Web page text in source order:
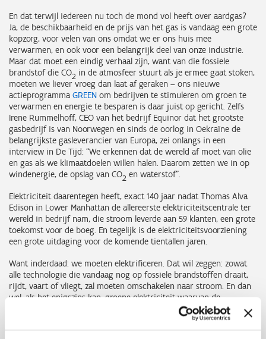
En dat terwijl iedereen nu toch de mond vol heeft over aardgas?
Ja, de beschikbaarheid en de prijs van het gas is vandaag een grote
kopzorg, voor velen van ons omdat we er ons huis mee
verwarmen, en ook voor een belangrijk deel van onze industrie.
Maar dat moet een eindig verhaal zijn, want van die fossiele
brandstof die CO2 in de atmosfeer stuurt als je ermee gaat stoken,
moeten we liever vroeg dan laat af geraken – ons nieuwe
actieprogramma GREEN om bedrijven te stimuleren om groen te
verwarmen en energie te besparen is daar juist op gericht. Zelfs
Irene Rummelhoff, CEO van het bedrijf Equinor dat het grootste
gasbedrijf is van Noorwegen en sinds de oorlog in Oekraïne de
belangrijkste gasleverancier van Europa, zei onlangs in een
interview in De Tijd: “We erkennen dat de wereld af moet van olie
en gas als we klimaatdoelen willen halen. Daarom zetten we in op
windenergie, de opslag van CO2 en waterstof”.
Elektriciteit daarentegen heeft, exact 140 jaar nadat Thomas Alva
Edison in Lower Manhattan de allereerste elektriciteitscentrale ter
wereld in bedrijf nam, die stroom leverde aan 59 klanten, een grote
toekomst voor de boeg. En tegelijk is de elektriciteitsvoorziening
een grote uitdaging voor de komende tientallen jaren.
Want inderdaad: we moeten elektrificeren. Dat wil zeggen: zowat
alle technologie die vandaag nog op fossiele brandstoffen draait,
rijdt, vaart of vliegt, zal moeten omschakelen naar stroom. En dan
wel, als het enigszins kan, groene elektriciteit waarvan de
productie het klimaat spaart. Het Internationaal Energieagentschap
(IEA) schat dat de wereldwijde elektriciteitsproductie tussen